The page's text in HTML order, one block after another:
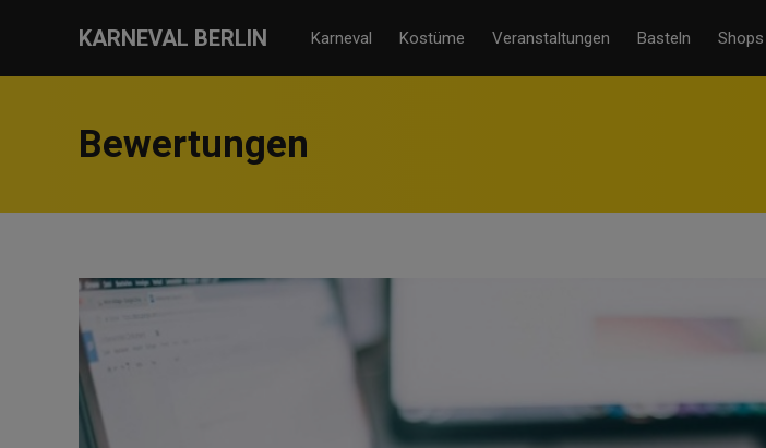
KARNEVAL BERLIN Karneval Kostüme Veranstaltungen Basteln Shops
Bewertungen